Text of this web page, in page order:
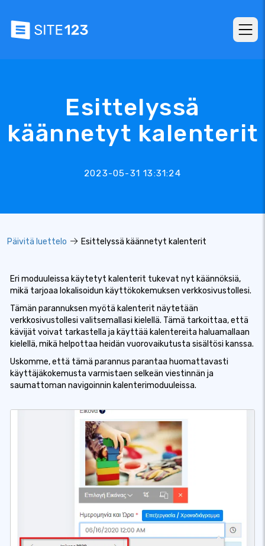
Esittelyssä
käännetyt kalenterit
2023-05-31 13:31:24
Päivitä luettelo Esittelyssä käännetyt kalenterit
Eri moduuleissa käytetyt kalenterit tukevat nyt käännöksiä,
mikä tarjoaa lokalisoidun käyttökokemuksen verkkosivustollesi.
Tämän parannuksen myötä kalenterit näytetään
verkkosivustollesi valitsemallasi kielellä. Tämä tarkoittaa, että
kävijät voivat tarkastella ja käyttää kalentereita haluamallaan
kielellä, mikä helpottaa heidän vuorovaikutusta sisältösi kanssa.
Uskomme, että tämä parannus parantaa huomattavasti
käyttäjäkokemusta varmistaen selkeän viestinnän ja
saumattoman navigoinnin kalenterimoduuleissa.